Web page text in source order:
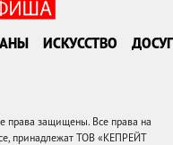
ИСКУССТВО ДОСУГ
защищены. Все права на
принадлежат ТОВ «КЕПРЕЙТ